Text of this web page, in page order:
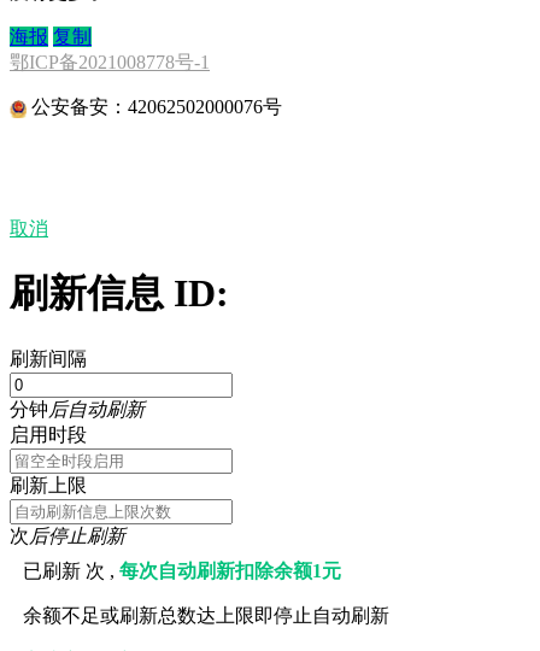
海报 复制
鄂ICP备2021008778号-1
公安备安：42062502000076号
取消
刷新信息 ID:
刷新间隔
分钟后自动刷新
启用时段
刷新上限
次后停止刷新
已刷新 次 ,每次自动刷新扣除余额1元
余额不足或刷新总数达上限即停止自动刷新